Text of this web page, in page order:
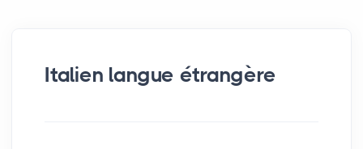
Italien langue étrangère